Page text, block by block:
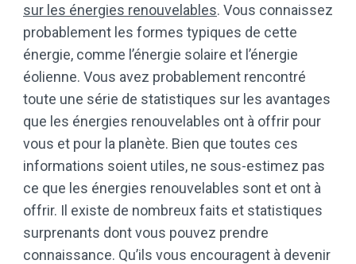
sur les énergies renouvelables. Vous connaissez
probablement les formes typiques de cette
énergie, comme l’énergie solaire et l’énergie
éolienne. Vous avez probablement rencontré
toute une série de statistiques sur les avantages
que les énergies renouvelables ont à offrir pour
vous et pour la planète. Bien que toutes ces
informations soient utiles, ne sous-estimez pas
ce que les énergies renouvelables sont et ont à
offrir. Il existe de nombreux faits et statistiques
surprenants dont vous pouvez prendre
connaissance. Qu’ils vous encouragent à devenir